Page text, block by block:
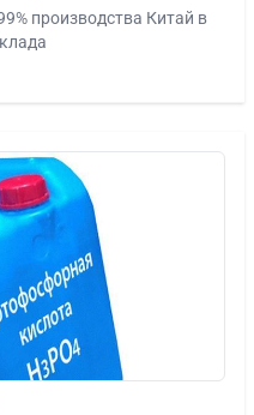
производства Китай в